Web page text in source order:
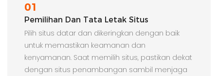
01
Pemilihan Dan Tata Letak Situs
Pilih situs datar dan dikeringkan dengan baik
untuk memastikan keamanan dan
kenyamanan. Saat memilih situs, pastikan dekat
dengan situs penambangan sambil menjaga